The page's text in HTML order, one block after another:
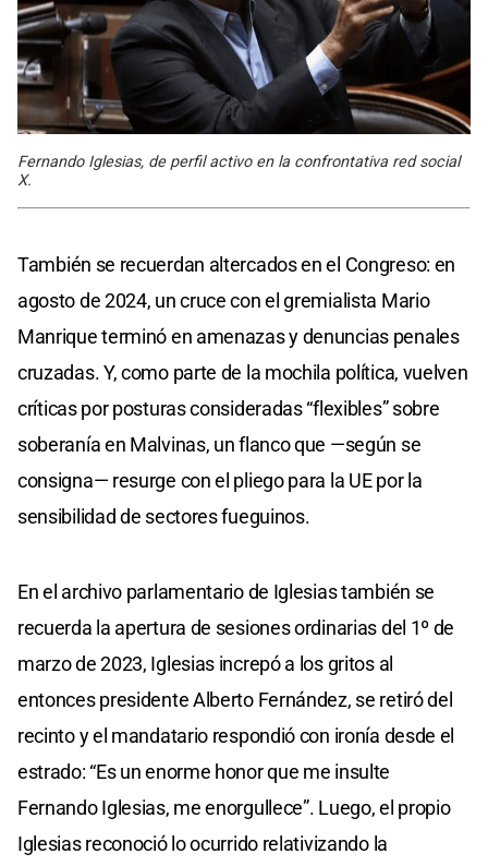
Fernando Iglesias, de perfil activo en la confrontativa red social
X.
También se recuerdan altercados en el Congreso: en
agosto de 2024, un cruce con el gremialista Mario
Manrique terminó en amenazas y denuncias penales
cruzadas. Y, como parte de la mochila política, vuelven
críticas por posturas consideradas “flexibles” sobre
soberanía en Malvinas, un flanco que —según se
consigna— resurge con el pliego para la UE por la
sensibilidad de sectores fueguinos.
En el archivo parlamentario de Iglesias también se
recuerda la apertura de sesiones ordinarias del 1º de
marzo de 2023, Iglesias increpó a los gritos al
entonces presidente Alberto Fernández, se retiró del
recinto y el mandatario respondió con ironía desde el
estrado: “Es un enorme honor que me insulte
Fernando Iglesias, me enorgullece”. Luego, el propio
Iglesias reconoció lo ocurrido relativizando la